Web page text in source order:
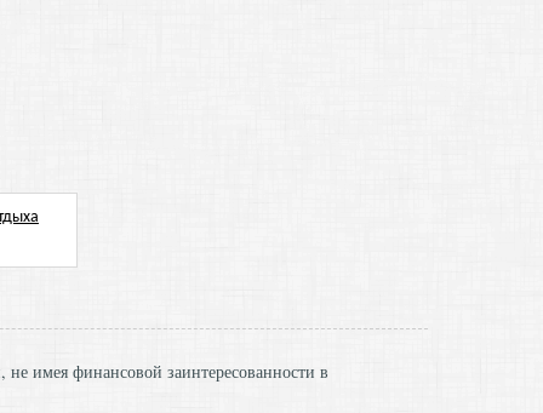
имея финансовой заинтересованности в